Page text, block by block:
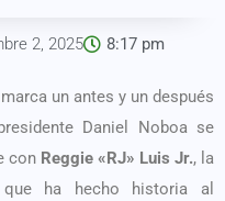
2, 2025 8:17 pm
un antes y un después
Daniel Noboa se
con Reggie «RJ» Luis Jr., la
ha hecho historia al